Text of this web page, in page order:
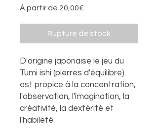
À partir de 20,00€
Rupture de stock
D'origine japonaise le jeu du
Tumi ishi (pierres d'équilibre)
est propice à la concentration,
l'observation, l'imagination, la
créativité, la dextérité et
l'habileté